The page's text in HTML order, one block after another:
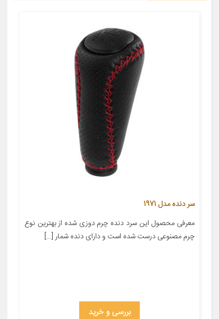
سر دنده مدل 1971
معرفی محصول این سرد دنده چرم دوزی شده از بهترین نوع
چرم مصنوعی درست شده است و دارای دنده شمار […]
بررسی و خرید